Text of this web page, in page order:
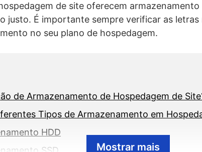
de site oferecem
justo. É importante sempre verificar as
no seu plano de hospedagem.
de Armazenamento de Hospedagem de
Tipos de Armazenamento em
HDD
Mostrar mais